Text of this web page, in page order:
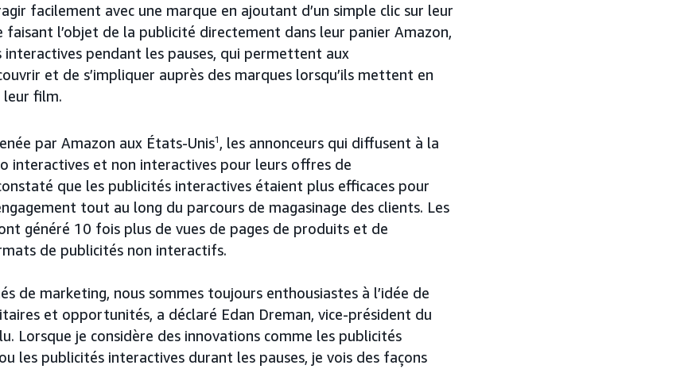
facilement avec une marque en ajoutant d’un simple clic sur leur
faisant l’objet de la publicité directement dans leur panier Amazon,
interactives pendant les pauses, qui permettent aux
et de s’impliquer auprès des marques lorsqu’ils mettent en
leur film.
par Amazon aux États-Unis1 , les annonceurs qui diffusent à la
interactives et non interactives pour leurs offres de
que les publicités interactives étaient plus efficaces pour
tout au long du parcours de magasinage des clients. Les
généré 10 fois plus de vues de pages de produits et de
de publicités non interactifs.
de marketing, nous sommes toujours enthousiastes à l’idée de
et opportunités, a déclaré Edan Dreman, vice-président du
Lorsque je considère des innovations comme les publicités
les publicités interactives durant les pauses, je vois des façons